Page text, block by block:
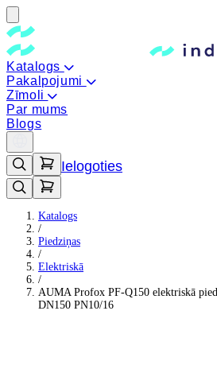
Katalogs
Pakalpojumi
Zīmoli
Par mums
Blogs
Ielogoties
Katalogs
/
Piedziņas
/
Elektriskā
/
AUMA Profox PF-Q150 elektriskā
DN150 PN10/16